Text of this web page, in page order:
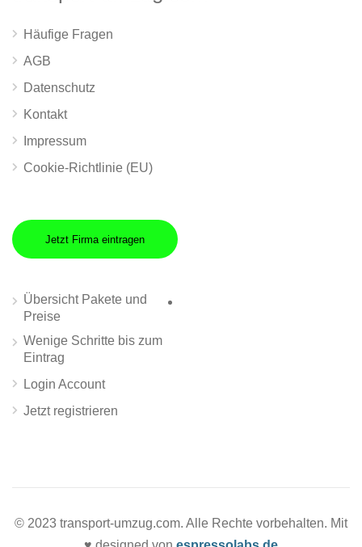
Häufige Fragen
AGB
Datenschutz
Kontakt
Impressum
Cookie-Richtlinie (EU)
Jetzt Firma eintragen
Übersicht Pakete und
Preise
Wenige Schritte bis zum
Eintrag
Login Account
Jetzt registrieren
© 2023 transport-umzug.com. Alle Rechte vorbehalten. Mit